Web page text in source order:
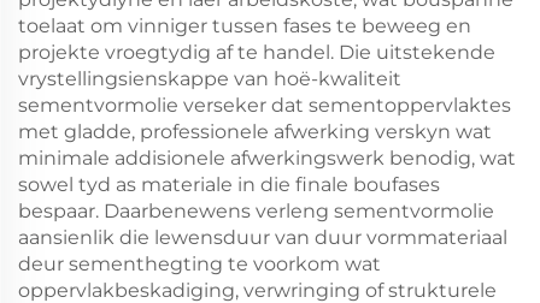
toelaat om vinniger tussen fases te beweeg en
projekte vroegtydig af te handel. Die uitstekende
vrystellingsienskappe van hoë-kwaliteit
sementvormolie verseker dat sementoppervlaktes
met gladde, professionele afwerking verskyn wat
minimale addisionele afwerkingswerk benodig, wat
sowel tyd as materiale in die finale boufases
bespaar. Daarbenewens verleng sementvormolie
aansienlik die lewensduur van duur vormmateriaal
deur sementhegting te voorkom wat
oppervlakbeskadiging, verwringing of strukturele